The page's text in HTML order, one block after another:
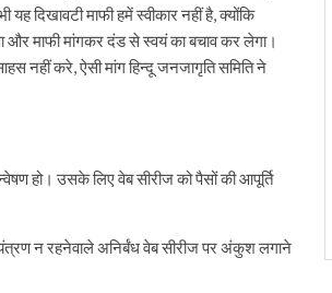
दिखावटी माफी हमें स्वीकार नहीं है, क्योंकि
और माफी मांगकर दंड से स्वयं का बचाव कर लेगा।
नहीं करे, ऐसी मांग हिन्दू जनजागृति समिति ने
हो। उसके लिए वेब सीरीज को पैसों की आपूर्ति
न रहनेवाले अनिर्बंध वेब सीरीज पर अंकुश लगाने